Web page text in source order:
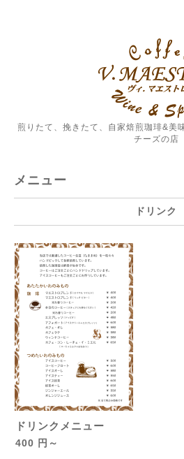
煎りたて、挽きたて、自家焙煎珈琲&美
チーズの店
メニュー
ドリンク
ドリンクメニュー
400 円～